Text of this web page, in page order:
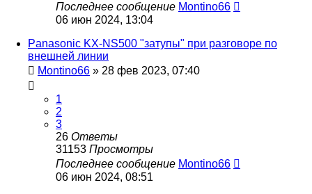
Последнее сообщение Montino66
06 июн 2024, 13:04
Panasonic KX-NS500 "затупы" при разговоре по
внешней линии
Montino66 » 28 фев 2023, 07:40
1
2
3
26 Ответы
31153 Просмотры
Последнее сообщение Montino66
06 июн 2024, 08:51